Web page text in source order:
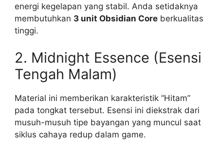
energi kegelapan yang stabil. Anda setidaknya
membutuhkan 3 unit Obsidian Core berkualitas
tinggi.
2. Midnight Essence (Esensi
Tengah Malam)
Material ini memberikan karakteristik “Hitam”
pada tongkat tersebut. Esensi ini diekstrak dari
musuh-musuh tipe bayangan yang muncul saat
siklus cahaya redup dalam game.